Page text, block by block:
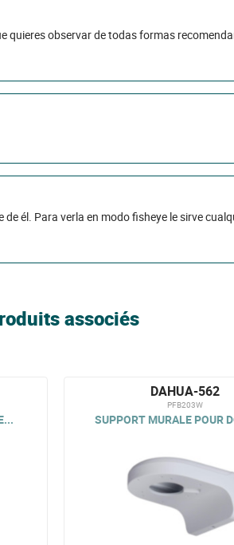
quieres observar de todas formas
él. Para verla en modo fisheye le sirve
produits associés
DAHUA-562
PFB203W
SUPPORT MURALE POUR